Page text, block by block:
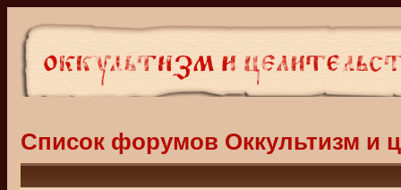
Список форумов Оккультизм и